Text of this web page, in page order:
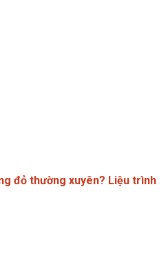
đỏ thường xuyên? Liệu trình